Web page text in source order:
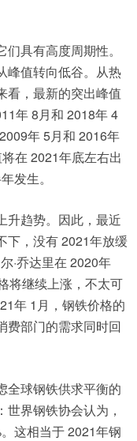
具有高度周期性。
峰值转向低谷。从热
看，最新的突出峰值
年 8月和 2018年 4
年 5月和 2016年
在 2021年底左右出
发生。
升趋势。因此，最近
下，没有 2021年放缓
·乔达里在 2020年
将继续上涨，不太可
年 1月，钢铁价格的
费部门的需求同时回
全球钢铁供求平衡的
界钢铁协会认为，
这相当于 2021年钢